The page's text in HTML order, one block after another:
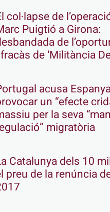
col·lapse de
Puigtió a Girona:
de
de ‘Militància
acusa
un “efecte
per la seva
migratòria
Catalunya dels 10
preu de la renúncia